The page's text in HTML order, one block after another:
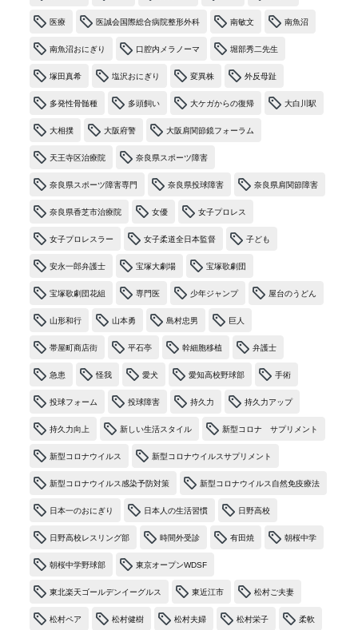
医療 医誠会国際総合病院整形外科 南敏文 南魚沼
南魚沼おにぎり 口腔内メラノーマ 堀部秀二先生
塚田真希 塩沢おにぎり 変異株 外反母趾
多発性骨髄種 多頭飼い 大ケガからの復帰 大白川駅
大相撲 大阪府警 大阪肩関節鏡フォーラム
天王寺区治療院 奈良県スポーツ障害
奈良県スポーツ障害専門 奈良県投球障害 奈良県肩関節障害
奈良県香芝市治療院 女優 女子プロレス
女子プロレスラー 女子柔道全日本監督 子ども
安永一郎弁護士 宝塚大劇場 宝塚歌劇団
宝塚歌劇団花組 専門医 少年ジャンプ 屋台のうどん
山形和行 山本勇 島村忠男 巨人
帯屋町商店街 平石亭 幹細胞移植 弁護士
急患 怪我 愛犬 愛知高校野球部 手術
投球フォーム 投球障害 持久力 持久力アップ
持久力向上 新しい生活スタイル 新型コロナ サプリメント
新型コロナウイルス 新型コロナウイルスサプリメント
新型コロナウイルス感染予防対策 新型コロナウイルス自然免疫療法
日本一のおにぎり 日本人の生活習慣 日野高校
日野高校レスリング部 時間外受診 有田焼 朝桜中学
朝桜中学野球部 東京オープンWDSF
東北楽天ゴールデンイーグルス 東近江市 松村ご夫妻
松村ペア 松村健樹 松村夫婦 松村栄子 柔軟